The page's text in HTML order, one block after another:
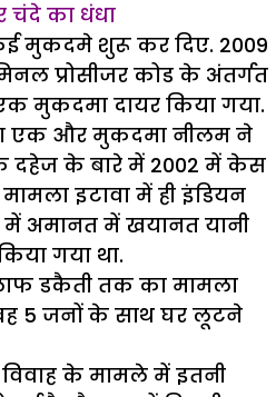
चंदे का धंधा
कई मुकदमे शुरू कर दिए. 2009
प्रोसीजर कोड के अंतर्गत
मुकदमा दायर किया गया.
एक और मुकदमा नीलम ने
दहेज के बारे में 2002 में केस
इटावा में ही इंडियन
में अमानत में खयानत यानी
गया था.
डकैती तक का मामला
5 जनों के साथ घर लूटने
विवाह के मामले में इतनी